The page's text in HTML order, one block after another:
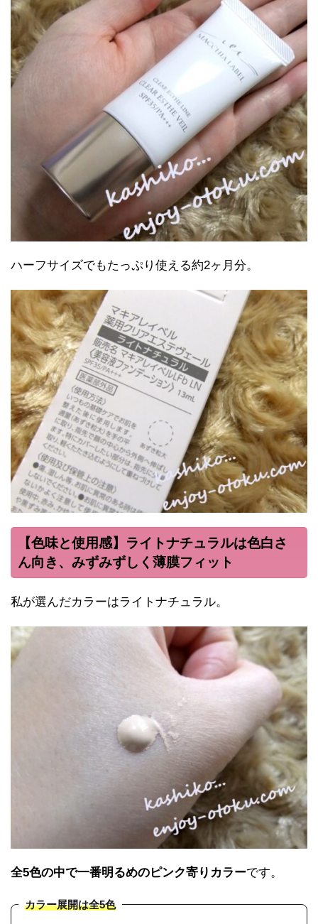
ハーフサイズでもたっぷり使える約2ヶ月分。
【色味と使用感】ライトナチュラルは色白さ
ん向き、みずみずしく薄膜フィット
私が選んだカラーはライトナチュラル。
全5色の中で一番明るめのピンク寄りカラーです。
カラー展開は全5色